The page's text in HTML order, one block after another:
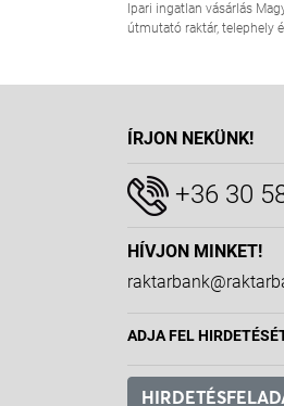
Ipari ingatlan vásárlás
útmutató raktár, telephely
ÍRJON NEKÜNK!
+36 30
HÍVJON MINKET!
ADJA FEL